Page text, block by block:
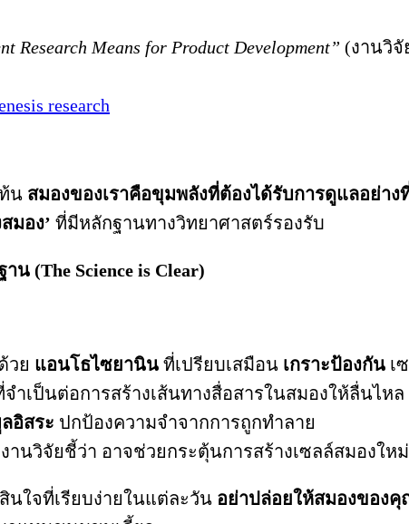
Research Means for Product Development” (งานวิ
research
น สมองของเราคือขุมพลังที่ต้องได้รับการดูแลอย่าง
มอง’ ที่มีหลักฐานทางวิทยาศาสตร์รองรับ
(The Science is Clear)
วย แอนโธไซยานิน ที่เปรียบเสมือน เกราะป้องกัน เ
จำเป็นต่อการสร้างเส้นทางสื่อสารในสมองให้ลื่นไหล
อิสระ ปกป้องความจำจากการถูกทำลาย
านวิจัยชี้ว่า อาจช่วยกระตุ้นการสร้างเซลล์สมองให
ใจที่เรียบง่ายในแต่ละวัน อย่าปล่อยให้สมองของ